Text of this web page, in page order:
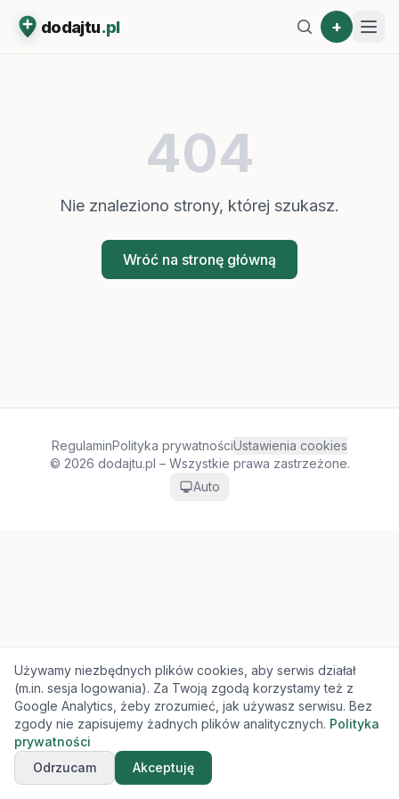
dodajtu.pl +
404
Nie znaleziono strony, której szukasz.
Wróć na stronę główną
RegulaminPolityka prywatnościUstawienia cookies
© 2026 dodajtu.pl – Wszystkie prawa zastrzeżone.
Auto
Używamy niezbędnych plików cookies, aby serwis działał
(m.in. sesja logowania). Za Twoją zgodą korzystamy też z
Google Analytics, żeby zrozumieć, jak używasz serwisu. Bez
zgody nie zapisujemy żadnych plików analitycznych. Polityka
prywatności
Odrzucam
Akceptuję